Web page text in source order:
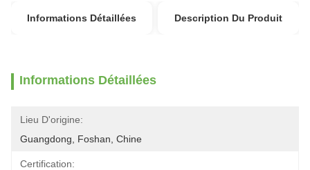
Informations Détaillées Description Du Produit
Informations Détaillées
Lieu D'origine:
Guangdong, Foshan, Chine
Certification: